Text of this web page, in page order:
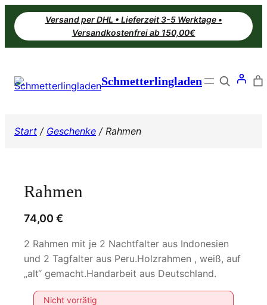
Zum
Inhalt
springen
Versand per DHL • Lieferzeit 3-5 Werktage •
Versandkostenfrei ab 150,00€
Schmetterlingladen Search
Start / Geschenke / Rahmen
Rahmen
74,00 €
2 Rahmen mit je 2 Nachtfalter aus Indonesien
und 2 Tagfalter aus Peru.Holzrahmen , weiß, auf
„alt“ gemacht.Handarbeit aus Deutschland.
Nicht vorrätig